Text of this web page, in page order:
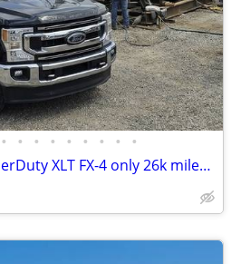
• • • • • • • • •
🛻2022 FORD F-250 SuperDuty XLT FX-4 only 26k miles *BEST DEAL ZERO GAMES *☎